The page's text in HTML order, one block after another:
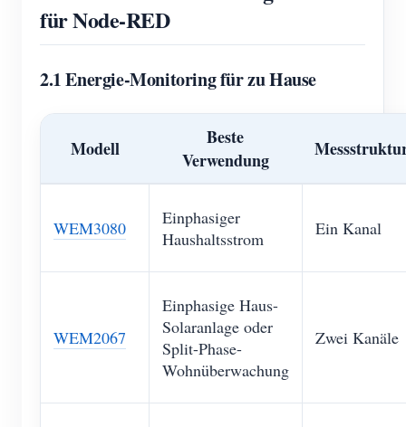
für Node-RED
2.1 Energie-Monitoring für zu Hause
Modell
Beste
Verwendung
WEM3080
Einphasiger
Haushaltsstrom
Ein Kanal
WEM2067
Einphasige Haus-
Solaranlage oder
Split-Phase-
Wohnüberwachung
Zwei Kanäle